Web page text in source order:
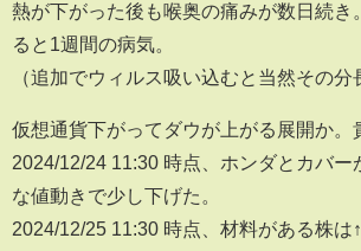
熱が下がった後も喉奥の痛みが数日続き
ると1週間の病気。
（追加でウィルス吸い込むと当然その分
仮想通貨下がってダウが上がる展開か。
2024/12/24 11:30 時点、ホンダとカバー
な値動きで少し下げた。
2024/12/25 11:30 時点、材料がある株は